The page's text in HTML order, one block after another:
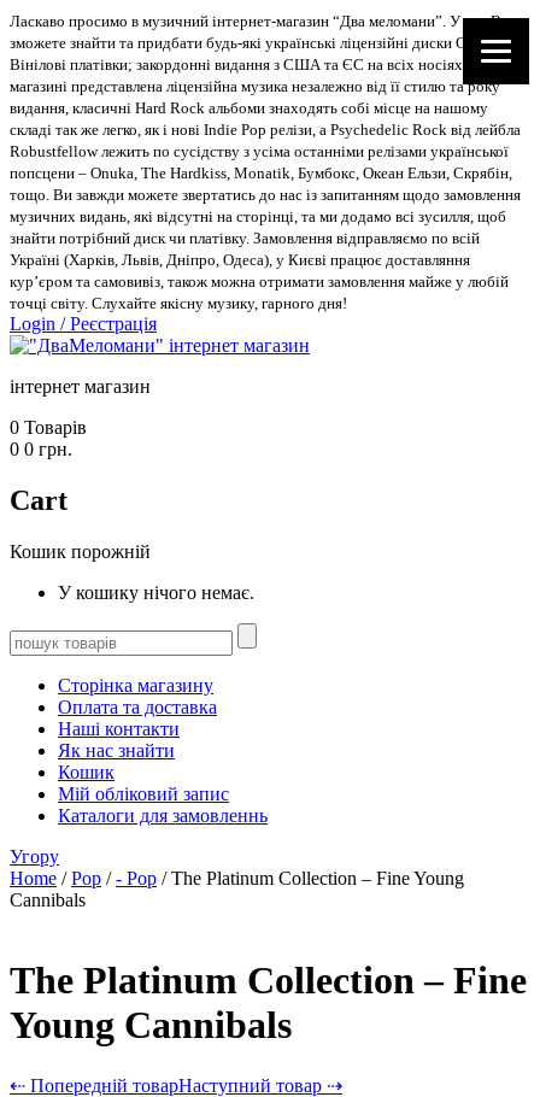
Ласкаво просимо в музичний інтернет-магазин “Два меломани”. У нас Ви
зможете знайти та придбати будь-які українські ліцензійні диски CD, DVD,
Вінілові платівки; закордонні видання з США та ЄС на всіх носіях. В
магазині представлена ліцензійна музика незалежно від її стилю та року
видання, класичні Hard Rock альбоми знаходять собі місце на нашому
складі так же легко, як і нові Indie Pop релізи, а Psychedelic Rock від лейбла
Robustfellow лежить по сусідству з усіма останніми релізами української
попсцени – Onuka, The Hardkiss, Monatik, Бумбокс, Океан Ельзи, Скрябін,
тощо. Ви завжди можете звертатись до нас із запитанням щодо замовлення
музичних видань, які відсутні на сторінці, та ми додамо всі зусилля, щоб
знайти потрібний диск чи платівку. Замовлення відправляємо по всій
Україні (Харків, Львів, Дніпро, Одеса), у Києві працює доставляння
кур’єром та самовивіз, також можна отримати замовлення майже у любій
точці світу. Слухайте якісну музику, гарного дня!
Login /Реєстрація
інтернет магазин
0 Товарів
0 0 грн.
Cart
Кошик порожній
У кошику нічого немає.
Сторінка магазину
Оплата та доставка
Наші контакти
Як нас знайти
Кошик
Мій обліковий запис
Каталоги для замовленнь
Угору
Home /Pop /- Pop / The Platinum Collection – Fine Young
Cannibals
The Platinum Collection – Fine
Young Cannibals
⇠ Попередній товарНаступний товар ⇢